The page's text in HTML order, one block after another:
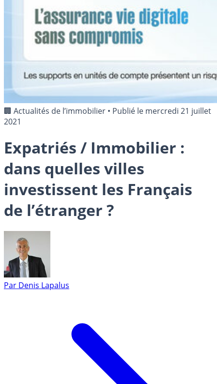
🏢 Actualités de l’immobilier • Publié le mercredi 21 juillet
2021
Expatriés / Immobilier :
dans quelles villes
investissent les Français
de l’étranger ?
Par Denis Lapalus